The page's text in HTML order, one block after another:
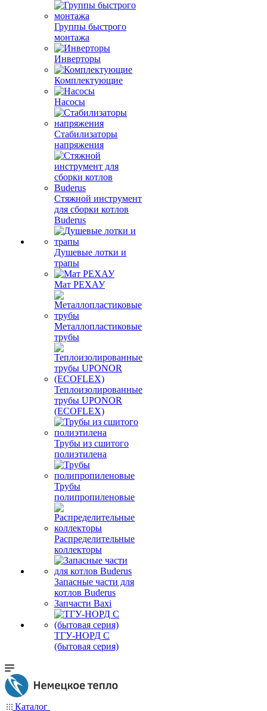
Группы быстрого
монтажа
Инверторы
Комплектующие
Насосы
Стабилизаторы
напряжения
Стяжной инструмент
для сборки котлов
Buderus
Душевые лотки и
трапы
Мат РЕХАУ
Металлопластиковые
трубы
Теплоизолированные
трубы UPONOR
(ECOFLEX)
Трубы из сшитого
полиэтилена
Трубы
полипропиленовые
Распределительные
коллекторы
Запасные части для
котлов Buderus
Запчасти Baxi
ТГУ-НОРД С
(бытовая серия)
Каталог